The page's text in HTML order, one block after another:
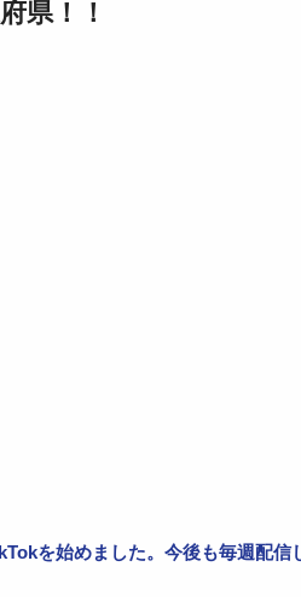
県！！
を始めました。今後も毎週配信